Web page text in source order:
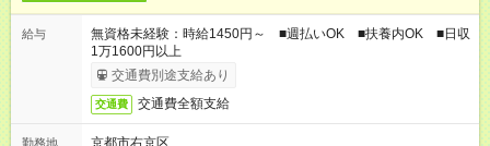
給与
無資格未経験：時給1450円～ ■週払いOK ■扶養内OK ■日収
1万1600円以上
交通費別途支給あり
交通費 交通費全額支給
勤務地 京都市右京区